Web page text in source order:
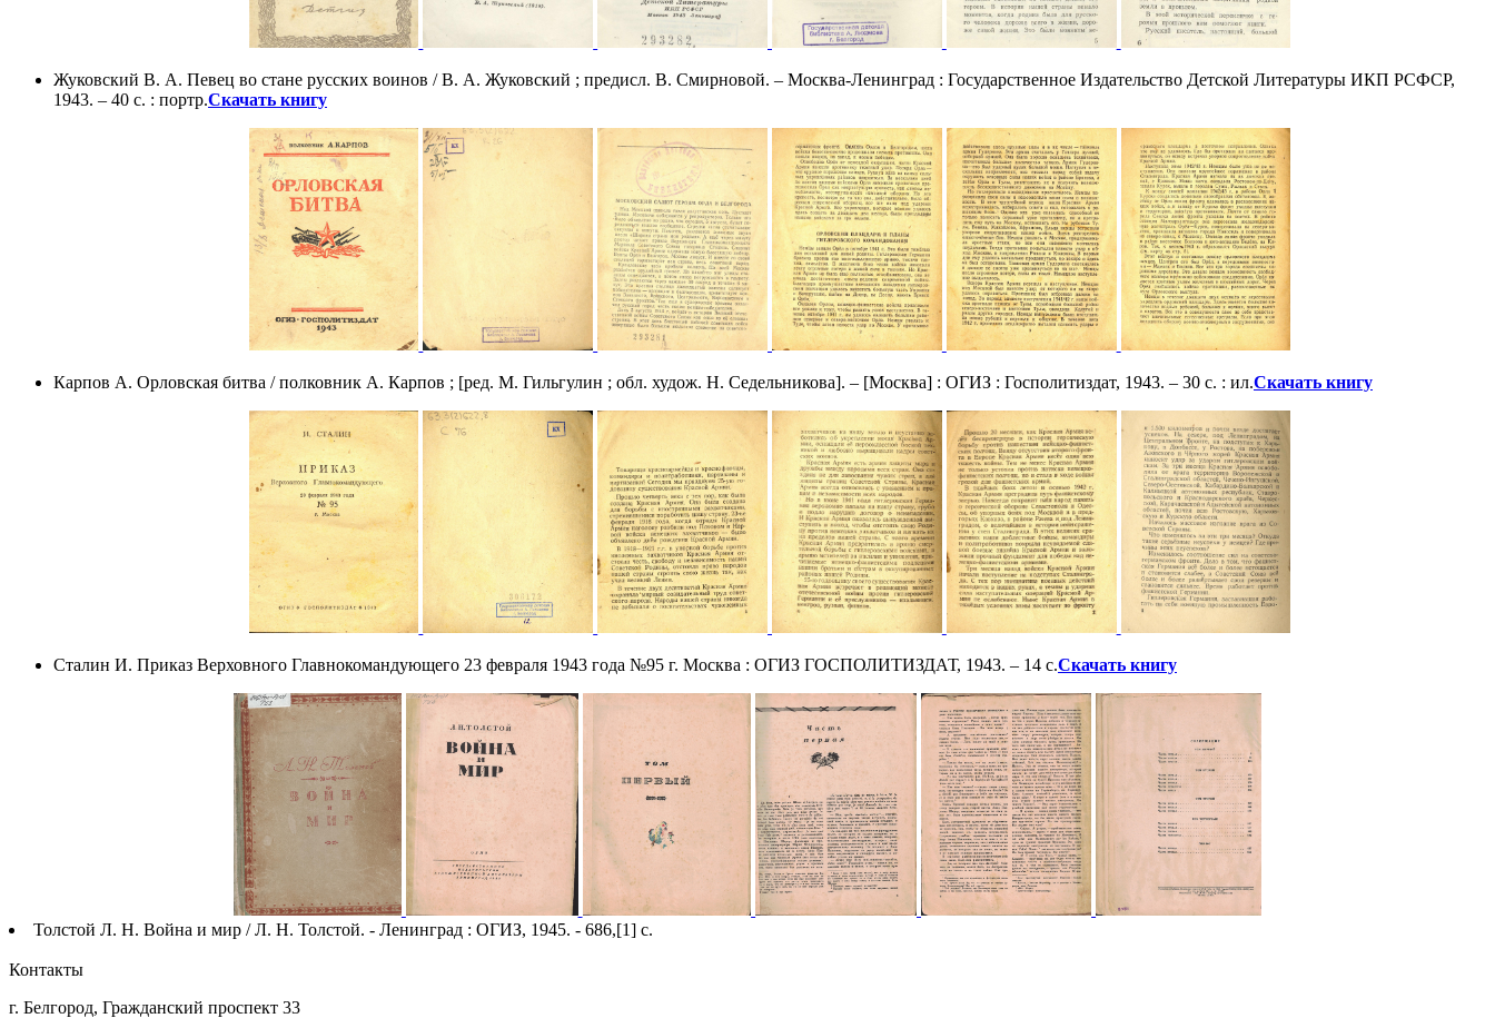
Жуковский В. А. Певец во стане русских воинов / В. А. Жуковский ; предисл. В. Смирновой. – Москва-Ленинград : Государственное Издательство Детской Литературы ИКП РСФСР,
1943. – 40 с. : портр.Скачать книгу
Карпов А. Орловская битва / полковник А. Карпов ; [ред. М. Гильгулин ; обл. худож. Н. Седельникова]. – [Москва] : ОГИЗ : Госполитиздат, 1943. – 30 с. : ил.Скачать книгу
Сталин И. Приказ Верховного Главнокомандующего 23 февраля 1943 года №95 г. Москва : ОГИЗ ГОСПОЛИТИЗДАТ, 1943. – 14 с.Скачать книгу
Толстой Л. Н. Война и мир / Л. Н. Толстой. - Ленинград : ОГИЗ, 1945. - 686,[1] с.
Контакты
г. Белгород, Гражданский проспект 33